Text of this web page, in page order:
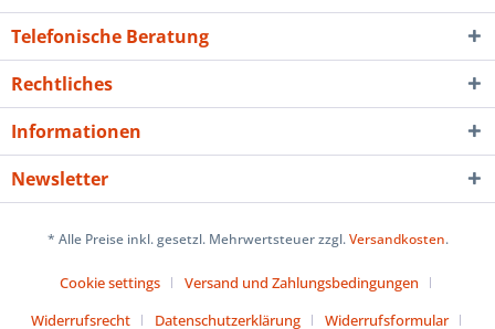
Telefonische Beratung
Rechtliches
Informationen
Newsletter
* Alle Preise inkl. gesetzl. Mehrwertsteuer zzgl.Versandkosten.
Cookie settings
Versand und Zahlungsbedingungen
Widerrufsrecht
Datenschutzerklärung Widerrufsformular